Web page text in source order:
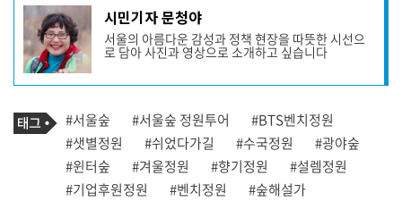
기
사
작
성
자
프
필
시민기자 문청야
서울의 아름다운 감성과 정책 현장을 따뜻한 시선으
로 담아 사진과 영상으로 소개하고 싶습니다
기
사
관
련
태
그
태
그
#서울숲 #서울숲 정원투어
#BTS벤치정원
#샛별정원
#쉬었다가길 #수국정원
#광야숲
#윈터숲
#겨울정원 #향기정원
#설렘정원
#기업후원정원
#벤치정원
#숲해설가